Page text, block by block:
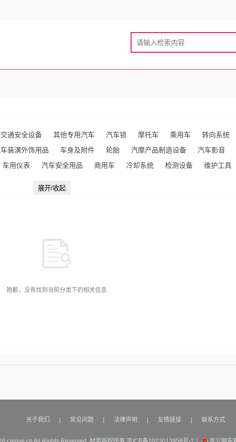
交通安全设备 其他专用汽车 汽车锁 摩托车 乘用车 转向系统
装潢外饰用品 车身及附件 轮胎 汽摩产品制造设备 汽车影音
车用仪表 汽车安全用品 商用车 冷却系统 检测设备 维护工具
展开/收起
抱歉，没有找到当前分类下的相关信息
关于我们 常见问题 法律声明 友情链接 联系方式